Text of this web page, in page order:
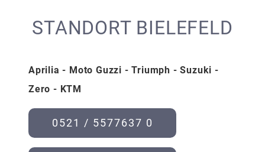
STANDORT BIELEFELD
Aprilia - Moto Guzzi - Triumph - Suzuki -
Zero - KTM
0521 / 5577637 0